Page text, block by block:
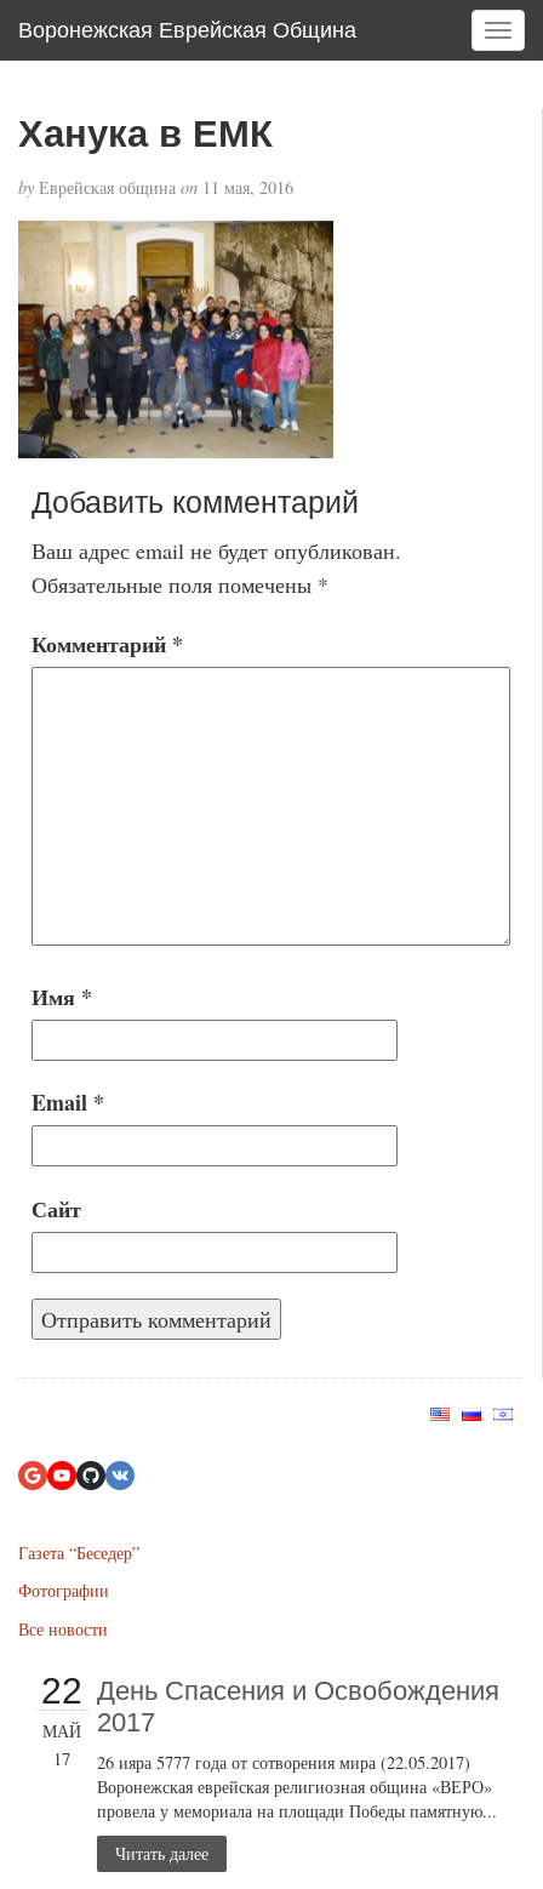
Воронежская Еврейская Община
T
o
Ханука в ЕМК
by Еврейская община on 11 мая, 2016
Добавить комментарий
Ваш адрес email не будет опубликован.
Обязательные поля помечены *
Комментарий *
Имя *
Email *
Сайт
Газета “Беседер”
Фотографии
Все новости
22
МАЙ
17
День Спасения и Освобождения
2017
26 ияра 5777 года от сотворения мира (22.05.2017)
Воронежская еврейская религиозная община «ВЕРО»
провела у мемориала на площади Победы памятную...
Читать далее